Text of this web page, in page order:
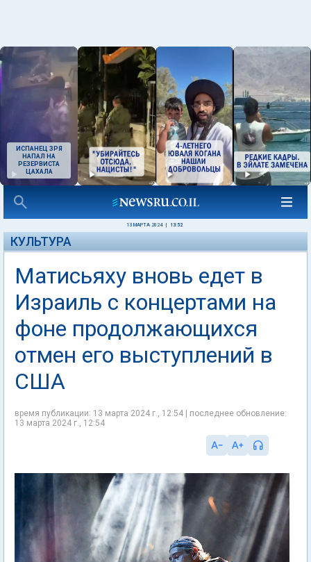
ИСПАНЕЦ ЗРЯ
НАПАЛ НА
РЕЗЕРВИСТА
ЦАХАЛА
13 МАРТА 2024 13:52
КУЛЬТУРА
Матисьяху вновь едет в
Израиль с концертами на
фоне продолжающихся
отмен его выступлений в
США
время публикации: 13 марта 2024 г., 12:54 | последнее обновление:
13 марта 2024 г., 12:54